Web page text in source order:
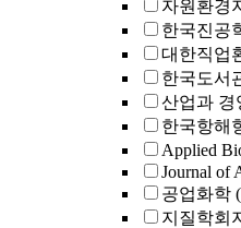
자원환경
한국진공
대한직업
한국도서
산업과 경
한국항해
Applied
Journal of
공업화학
지질학회지